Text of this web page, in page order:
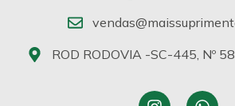
ROD RODOVIA -SC-445, Nº